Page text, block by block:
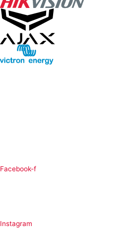
Facebook-f
Instagram